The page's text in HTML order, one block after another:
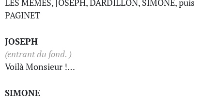
LES MEMES, JOSEPH, DARDILLON, SIMONE, puis
PAGINET
JOSEPH
(entrant du fond. )
Voilà Monsieur !…
SIMONE